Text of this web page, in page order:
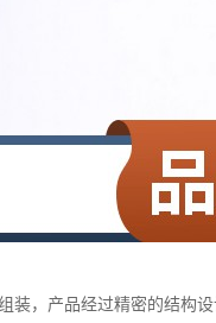
装，产品经过精密的结构